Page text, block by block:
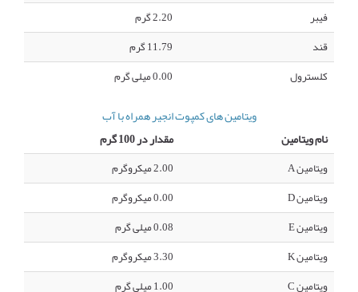
فیبر
2.20 گرم
قند
11.79 گرم
کلسترول
0.00 میلی گرم
ویتامین های کمپوت انجیر همراه با آب
نام ویتامین
مقدار در 100 گرم
ویتامین A
2.00 میکروگرم
ویتامین D
0.00 میکروگرم
ویتامین E
0.08 میلی گرم
ویتامین K
3.30 میکروگرم
ویتامین C
1.00 میلی گرم